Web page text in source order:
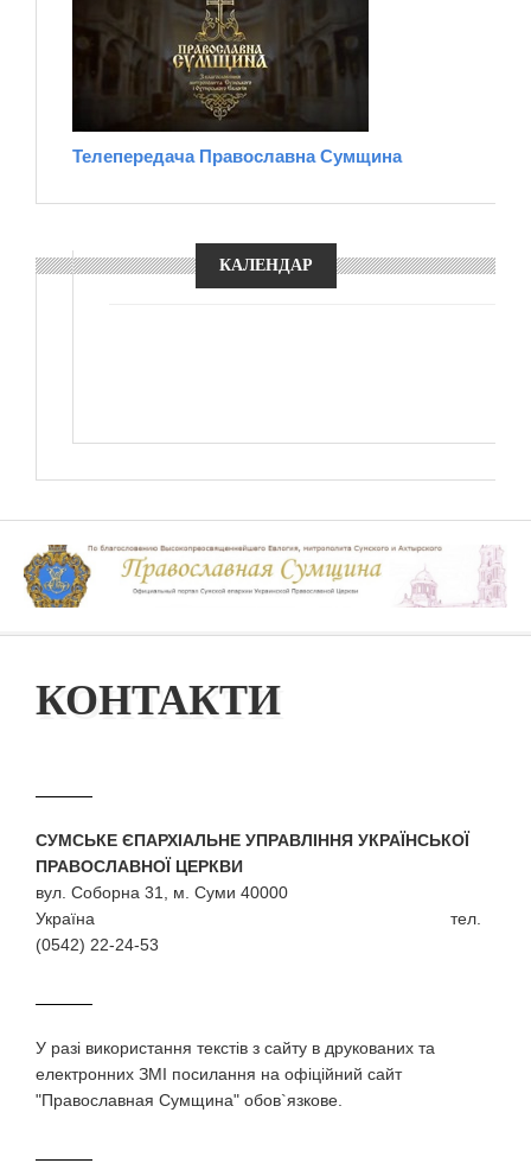
Телепередача Православна Сумщина
КАЛЕНДАР
КОНТАКТИ
СУМСЬКЕ ЄПАРХІАЛЬНЕ УПРАВЛІННЯ УКРАЇНСЬКОЇ
ПРАВОСЛАВНОЇ ЦЕРКВИ
вул. Соборна 31, м. Суми 40000
Україна тел.
(0542) 22-24-53
У разi використання текстiв з сайту в друкованих та
електронних ЗМI посилання на офіційний сайт
"Православная Сумщина" обов`язкове.